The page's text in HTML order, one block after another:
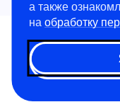
а также
на обработку